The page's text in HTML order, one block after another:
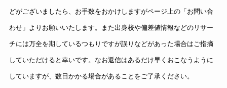
どがございましたら、お手数をおかけしますがページ上の「お問い合
わせ」よりお願いいたします。また出身校や偏差値情報などのリサー
チには万全を期しているつもりですが誤りなどがあった場合はご指摘
していただけると幸いです。なお返信はあるだけ早くおこなうように
していますが、数日かかる場合があることをご了承ください。